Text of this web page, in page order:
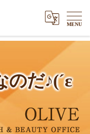
だ♪(´ε